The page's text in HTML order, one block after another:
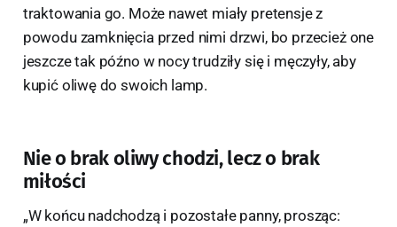
traktowania go. Może nawet miały pretensje z
powodu zamknięcia przed nimi drzwi, bo przecież one
jeszcze tak późno w nocy trudziły się i męczyły, aby
kupić oliwę do swoich lamp.
Nie o brak oliwy chodzi, lecz o brak
miłości
„W końcu nadchodzą i pozostałe panny, prosząc: